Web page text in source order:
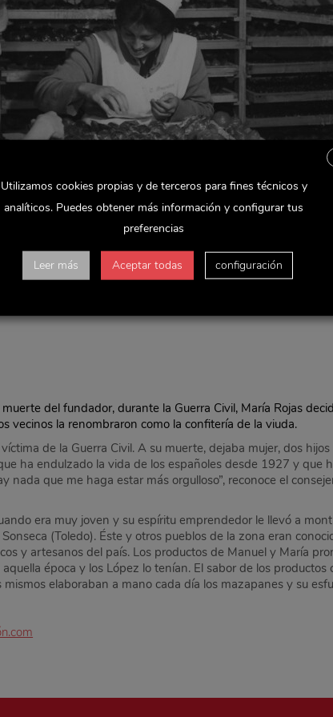
muerte del fundador, durante la Guerra Civil, María Rojas
vecinos la renombraron como la confitería de la viuda.
de la Guerra Civil. A su muerte, dejaba mujer, dos
ha endulzado la vida de los españoles desde 1927 y que
nada que me haga estar más orgulloso”, reconoce el
era muy joven y su espíritu emprendedor le llevó a
(Toledo). Éste y otros pueblos de la zona eran
y artesanos del país. Los productos de Manuel y María
época y los López lo tenían. El sabor de los
elaboraban a mano cada día los mazapanes y su
Utilizamos cookies propias y de terceros para fines técnicos y
analíticos. Puedes obtener más información y configurar tus
preferencias
Leer más Aceptar todas configuración